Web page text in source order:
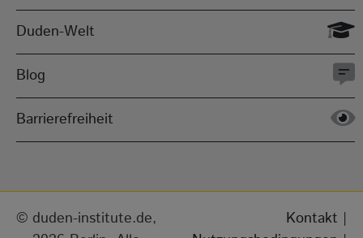
Duden-Welt
Blog
Barrierefreiheit
duden-institute.de,
Kontakt |